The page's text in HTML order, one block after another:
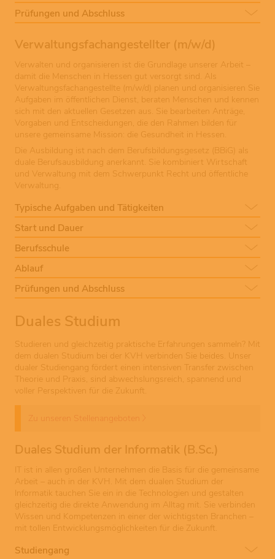
Prüfungen und Abschluss
Verwaltungsfachangestellter (m/w/d)
Verwalten und organisieren ist die Grundlage unserer Arbeit –
damit die Menschen in Hessen gut versorgt sind. Als
Verwaltungsfachangestellte (m/w/d) planen und organisieren Sie
Aufgaben im öffentlichen Dienst, beraten Menschen und kennen
sich mit den aktuellen Gesetzen aus. Sie bearbeiten Anträge,
Vorgaben und Entscheidungen, die den Rahmen bilden für
unsere gemeinsame Mission: die Gesundheit in Hessen.
Die Ausbildung ist nach dem Berufsbildungsgesetz (BBiG) als
duale Berufsausbildung anerkannt. Sie kombiniert Wirtschaft
und Verwaltung mit dem Schwerpunkt Recht und öffentliche
Verwaltung.
Typische Aufgaben und Tätigkeiten
Start und Dauer
Berufsschule
Ablauf
Prüfungen und Abschluss
Duales Studium
Studieren und gleichzeitig praktische Erfahrungen sammeln? Mit
dem dualen Studium bei der KVH verbinden Sie beides. Unser
dualer Studiengang fördert einen intensiven Transfer zwischen
Theorie und Praxis, sind abwechslungsreich, spannend und
voller Perspektiven für die Zukunft.
Zu unseren Stellenangeboten
Duales Studium der Informatik (B.Sc.)
IT ist in allen großen Unternehmen die Basis für die gemeinsame
Arbeit – auch in der KVH. Mit dem dualen Studium der
Informatik tauchen Sie ein in die Technologien und gestalten
gleichzeitig die direkte Anwendung im Alltag mit. Sie verbinden
Wissen und Kompetenzen in einer der wichtigsten Branchen –
mit tollen Entwicklungsmöglichkeiten für die Zukunft.
Studiengang